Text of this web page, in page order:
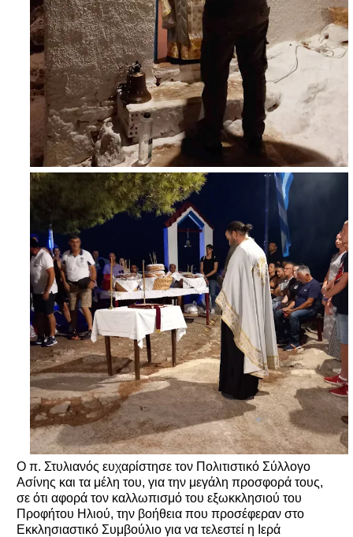
Ο π. Στυλιανός ευχαρίστησε τον Πολιτιστικό Σύλλογο
Ασίνης και τα μέλη του, για την μεγάλη προσφορά τους,
σε ότι αφορά τον καλλωπισμό του εξωκκλησιού του
Προφήτου Ηλιού, την βοήθεια που προσέφεραν στο
Εκκλησιαστικό Συμβούλιο για να τελεστεί η Ιερά